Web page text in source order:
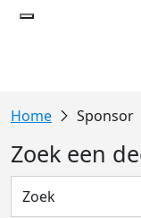
Sponsor
Zoek een